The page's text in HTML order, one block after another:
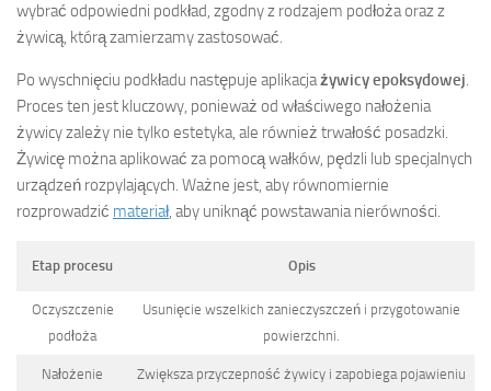
wybrać odpowiedni podkład, zgodny z rodzajem podłoża oraz z
żywicą, którą zamierzamy zastosować.
Po wyschnięciu podkładu następuje aplikacjażywicy epoksydowej.
Proces ten jest kluczowy, ponieważ od właściwego nałożenia
żywicy zależy nie tylko estetyka, ale również trwałość posadzki.
Żywicę można aplikować za pomocą wałków, pędzli lub specjalnych
urządzeń rozpylających. Ważne jest, aby równomiernie
rozprowadzić materiał, aby uniknąć powstawania nierówności.
Etap procesu Opis
Oczyszczenie
podłoża
Usunięcie wszelkich zanieczyszczeń i przygotowanie
powierzchni.
Nałożenie
Zwiększa przyczepność żywicy i zapobiega pojawieniu